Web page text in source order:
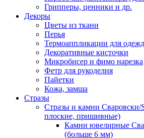
Грипперы, ценники и др.
Декоры
Цветы из ткани
Перья
Термоаппликации для
Декоративные кисточки
Микробисер и фимо нарезка
Фетр для рукоделия
Пайетки
Кожа, замша
Стразы
Стразы и камни
плоские, пришивные)
Камни ювелирные
(больше 6 мм)